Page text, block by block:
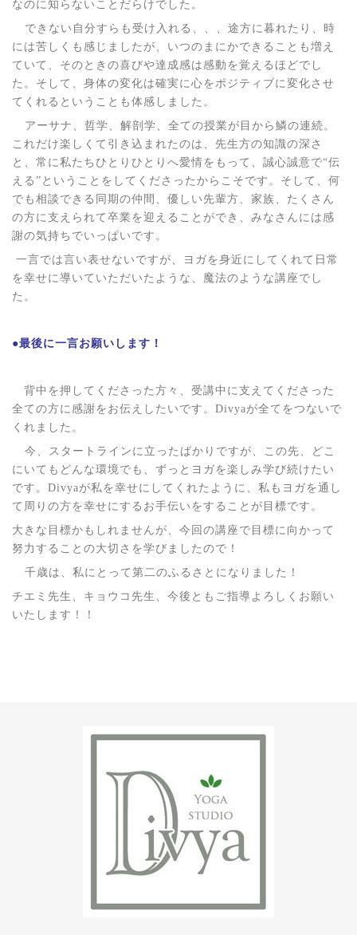
なのに知らないことだらけでした。
できない自分すらも受け入れる、、、途方に暮れたり、時
には苦しくも感じましたが、いつのまにかできることも増え
ていて、そのときの喜びや達成感は感動を覚えるほどでし
た。そして、身体の変化は確実に心をポジティブに変化させ
てくれるということも体感しました。
アーサナ、哲学、解剖学、全ての授業が目から鱗の連続。
これだけ楽しくて引き込まれたのは、先生方の知識の深さ
と、常に私たちひとりひとりへ愛情をもって、誠心誠意で“伝
える”ということをしてくださったからこそです。そして、何
でも相談できる同期の仲間、優しい先輩方、家族、たくさん
の方に支えられて卒業を迎えることができ、みなさんには感
謝の気持ちでいっぱいです。
一言では言い表せないですが、ヨガを身近にしてくれて日常
を幸せに導いていただいたような、魔法のような講座でし
た。
●最後に一言お願いします！
背中を押してくださった方々、受講中に支えてくださった
全ての方に感謝をお伝えしたいです。 Divyaが全てをつないで
くれました。
今、スタートラインに立ったばかりですが、この先、どこ
にいてもどんな環境でも、ずっとヨガを楽しみ学び続けたい
です。 Divyaが私を幸せにしてくれたように、私もヨガを通し
て周りの方を幸せにするお手伝いをすることが目標です。
大きな目標かもしれませんが、今回の講座で目標に向かって
努力することの大切さを学びましたので！
千歳は、私にとって第二のふるさとになりました！
チエミ先生、キョウコ先生、今後ともご指導よろしくお願い
いたします！！